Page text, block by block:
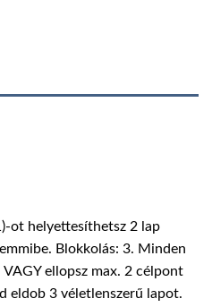
ot helyettesíthetsz 2 lap
Blokkolás: 3. Minden
ellopsz max. 2 célpont
eldob 3 véletlenszerű lapot.